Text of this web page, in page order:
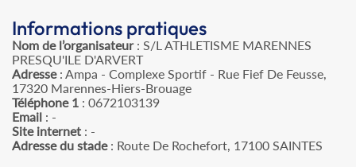
Informations pratiques
Nom de l’organisateur: S/L ATHLETISME MARENNES
PRESQU'ILE D'ARVERT
Adresse: Ampa - Complexe Sportif - Rue Fief De Feusse,
17320 Marennes-Hiers-Brouage
Téléphone 1 : 0672103139
Email : -
Site internet : -
Adresse du stade: Route De Rochefort, 17100 SAINTES